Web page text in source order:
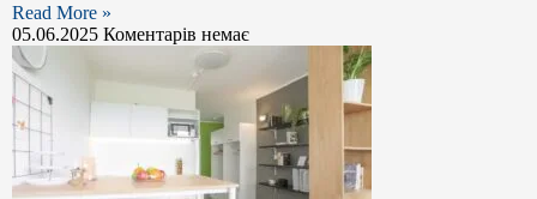
Read More »
05.06.2025 Коментарів немає